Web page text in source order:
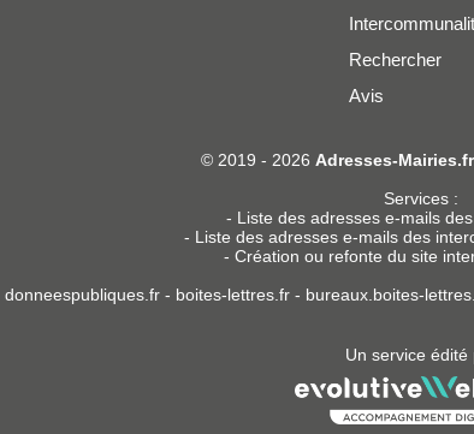
Rechercher
Avis
© 2019 - 2026 Adresses-Mairies.fr
Services :
- Liste des adresses e-mails
- Liste des adresses e-mails des
- Création ou refonte du site
donneespubliques.fr- boites-lettres.fr- bureaux.boites-
Un service édité